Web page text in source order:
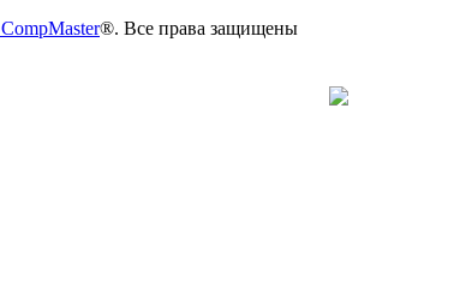
CompMaster®. Все права защищены